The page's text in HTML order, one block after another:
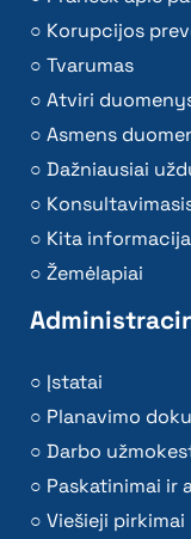
Korupcijos
Tvarumas
Atviri
Asmens
Dažniausiai
Kita
Žemėlapiai
Įstatai
Planavimo
Darbo
Paskatinimai ir
Viešieji pirkimai